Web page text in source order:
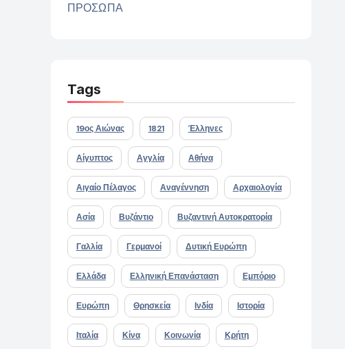
ΠΡΟΣΩΠΑ
Tags
19ος Αιώνας 1821 Έλληνες
Αίγυπτος Αγγλία Αθήνα
Αιγαίο Πέλαγος Αναγέννηση Αρχαιολογία
Ασία Βυζάντιο Βυζαντινή Αυτοκρατορία
Γαλλία Γερμανοί Δυτική Ευρώπη
Ελλάδα Ελληνική Επανάσταση Εμπόριο
Ευρώπη Θρησκεία Ινδία Ιστορία
Ιταλία Κίνα Κοινωνία Κρήτη